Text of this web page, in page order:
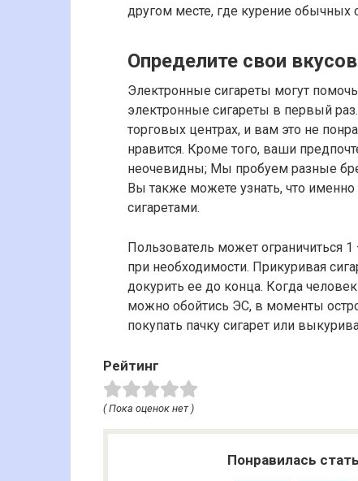
другом месте, где курение обычных
Определите свои
Электронные сигареты могут
электронные сигареты в первый
торговых центрах, и вам это не
нравится. Кроме того, ваши
неочевидны; Мы пробуем разные
Вы также можете узнать, что
сигаретами.
Пользователь может ограничиться
при необходимости. Прикуривая
докурить ее до конца. Когда
можно обойтись ЭС, в моменты
покупать пачку сигарет или
Рейтинг
( Пока оценок нет )
Понравилась